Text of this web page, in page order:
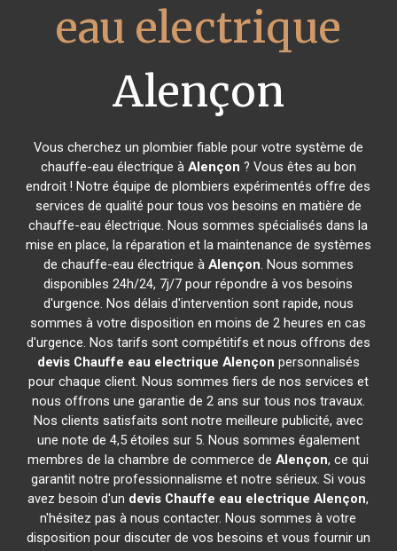
eau electrique
Alençon
Vous cherchez un plombier fiable pour votre système de
chauffe-eau électrique à Alençon ? Vous êtes au bon
endroit ! Notre équipe de plombiers expérimentés offre des
services de qualité pour tous vos besoins en matière de
chauffe-eau électrique. Nous sommes spécialisés dans la
mise en place, la réparation et la maintenance de systèmes
de chauffe-eau électrique à Alençon. Nous sommes
disponibles 24h/24, 7j/7 pour répondre à vos besoins
d'urgence. Nos délais d'intervention sont rapide, nous
sommes à votre disposition en moins de 2 heures en cas
d'urgence. Nos tarifs sont compétitifs et nous offrons des
devis Chauffe eau electrique Alençon personnalisés
pour chaque client. Nous sommes fiers de nos services et
nous offrons une garantie de 2 ans sur tous nos travaux.
Nos clients satisfaits sont notre meilleure publicité, avec
une note de 4,5 étoiles sur 5. Nous sommes également
membres de la chambre de commerce deAlençon, ce qui
garantit notre professionnalisme et notre sérieux. Si vous
avez besoin d'un devis Chauffe eau electrique Alençon,
n'hésitez pas à nous contacter. Nous sommes à votre
disposition pour discuter de vos besoins et vous fournir un